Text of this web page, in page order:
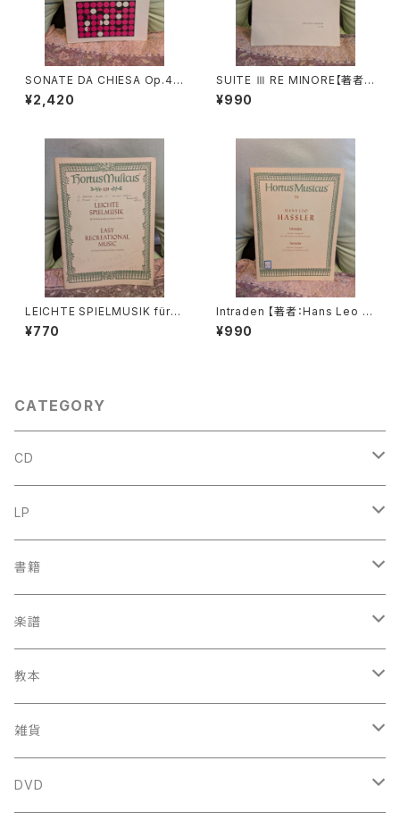
SONATE DA CHIESA Op.4 -
Op.8【著者：G.LEGRENZI】出
版社：HEUGEL& Cie 1968年
¥2,420
SUITE Ⅲ RE MINORE【著者：
DIEUPART】出版社：EDITION
MOECK 1966年
¥990
LEICHTE SPIELMUSIK für V
iola da gamba Basso conti
nuo【著者：Schenk, Marais】
¥770
Intraden 【著者：Hans Leo H
assler】出版社：BÄRENREITE
R KASSEL 1951年
¥990
CATEGORY
CD
古楽
中古CD
鍋島元子関連CD
古楽以外
中古CD
LP
古楽
中古LP
鍋島元子関連LP
古楽以外
中古LP
書籍
古楽関係
中古本
新古本
古楽以外
中古本
中古本
楽譜
古楽関係
スコア
鍵盤用
古楽以外
スコア
教本
古楽関係
古楽以外
雑貨
トートバッグ
DVD